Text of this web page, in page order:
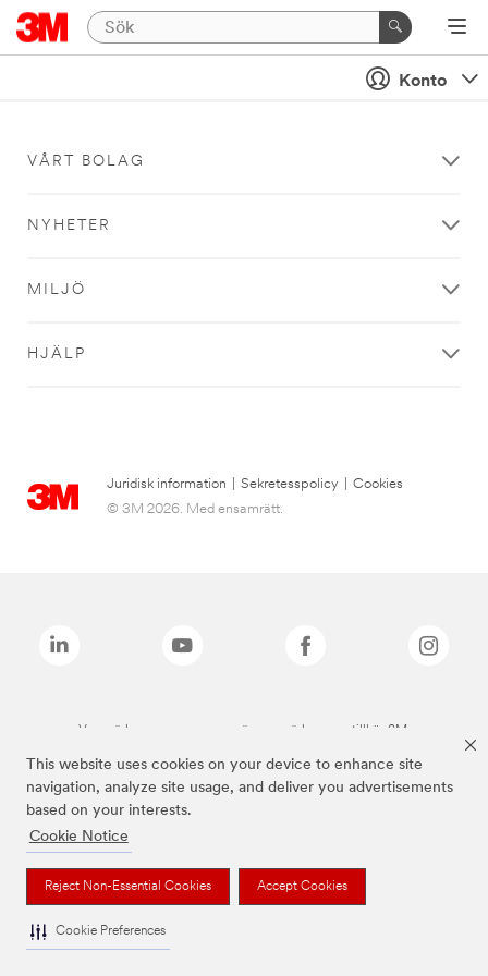
This website uses cookies on your device to enhance site
navigation, analyze site usage, and deliver you advertisements
based on your interests.
Cookie Notice
Reject Non-Essential Cookies Accept Cookies
Cookie Preferences
Konto
VÅRT BOLAG
NYHETER
MILJÖ
HJÄLP
Juridisk information Sekretesspolicy
Cookies
© 3M 2026. Med ensamrätt.
Varumärken som anges ovan är varumärken som tillhör 3M.